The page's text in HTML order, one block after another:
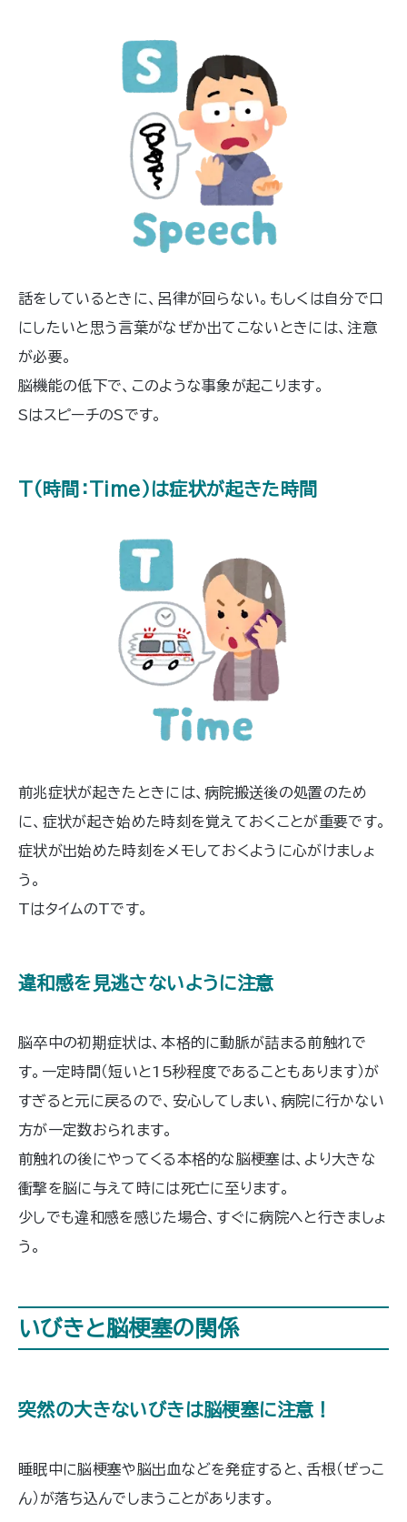
話をしているときに、呂律が回らない。もしくは自分で口
にしたいと思う言葉がなぜか出てこないときには、注意
が必要。
脳機能の低下で、このような事象が起こります。
SはスピーチのSです。
T（時間：Time）は症状が起きた時間
前兆症状が起きたときには、病院搬送後の処置のため
に、症状が起き始めた時刻を覚えておくことが重要です。
症状が出始めた時刻をメモしておくように心がけましょ
う。
TはタイムのTです。
違和感を見逃さないように注意
脳卒中の初期症状は、本格的に動脈が詰まる前触れで
す。一定時間（短いと15秒程度であることもあります）が
すぎると元に戻るので、安心してしまい、病院に行かない
方が一定数おられます。
前触れの後にやってくる本格的な脳梗塞は、より大きな
衝撃を脳に与えて時には死亡に至ります。
少しでも違和感を感じた場合、すぐに病院へと行きましょ
う。
いびきと脳梗塞の関係
突然の大きないびきは脳梗塞に注意！
睡眠中に脳梗塞や脳出血などを発症すると、舌根（ぜっこ
ん）が落ち込んでしまうことがあります。